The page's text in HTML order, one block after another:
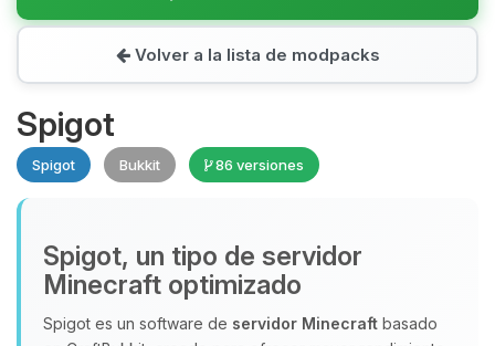
Volver a la lista de modpacks
Spigot
Spigot Bukkit 86 versiones
Spigot, un tipo de servidor
Minecraft optimizado
Spigot es un software de servidor Minecraft basado